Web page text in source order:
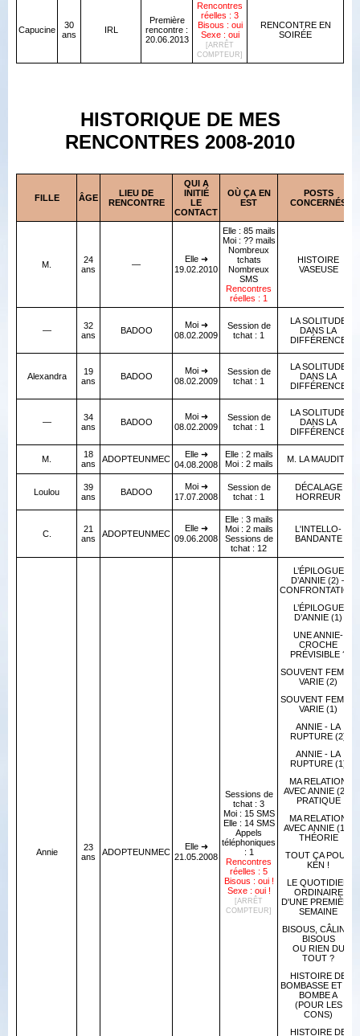
Capucine
30
ans
IRL
Première
rencontre :
20.06.2013
Rencontres
réelles : 3
Bisous : oui
Sexe : oui
[ARRÊT
COMPTEUR]
RENCONTRE EN
SOIRÉE
HISTORIQUE DE MES
RENCONTRES 2008-2010
FILLE ÂGE
LIEU DE
RENCONTRE
QUI A
INITIÉ
LE
CONTACT
OÙ ÇA EN
EST
POSTS
CONCERNÉS
M.
24
ans
—
Elle ➜
19.02.2010
Elle : 85 mails
Moi : ?? mails
Nombreux
tchats
Nombreux
SMS
Rencontres
réelles : 1
HISTOIRE
VASEUSE
—
32
ans
BADOO
Moi ➜
08.02.2009
Session de
tchat : 1
LA SOLITUDE
DANS LA
DIFFÉRENCE
Alexandra
19
ans
BADOO
Moi ➜
08.02.2009
Session de
tchat : 1
LA SOLITUDE
DANS LA
DIFFÉRENCE
—
34
ans
BADOO
Moi ➜
08.02.2009
Session de
tchat : 1
LA SOLITUDE
DANS LA
DIFFÉRENCE
M.
18
ans
ADOPTEUNMEC
Elle ➜
04.08.2008
Elle : 2 mails
Moi : 2 mails
M. LA MAUDITE
Loulou
39
ans
BADOO
Moi ➜
17.07.2008
Session de
tchat : 1
DÉCALAGE
HORREUR
C.
21
ans
ADOPTEUNMEC
Elle ➜
09.06.2008
Elle : 3 mails
Moi : 2 mails
Sessions de
tchat : 12
L'INTELLO-
BANDANTE
Annie
23
ans
ADOPTEUNMEC
Elle ➜
21.05.2008
Sessions de
tchat : 3
Moi : 15 SMS
Elle : 14 SMS
Appels
téléphoniques
: 1
Rencontres
réelles : 5
Bisous : oui !
Sexe : oui !
[ARRÊT
COMPTEUR]
L’ÉPILOGUE
D’ANNIE (2) –
CONFRONTATION
L’ÉPILOGUE
D’ANNIE (1)
UNE ANNIE-
CROCHE
PRÉVISIBLE ?
SOUVENT FEMME
VARIE (2)
SOUVENT FEMME
VARIE (1)
ANNIE - LA
RUPTURE (2)
ANNIE - LA
RUPTURE (1)
MA RELATION
AVEC ANNIE (2) -
PRATIQUE
MA RELATION
AVEC ANNIE (1) -
THÉORIE
TOUT ÇA POUR
KEN !
LE QUOTIDIEN
ORDINAIRE
D'UNE PREMIÈRE
SEMAINE
BISOUS, CÂLINS-
BISOUS
OU RIEN DU
TOUT ?
HISTOIRE DE
BOMBASSE ET DE
BOMBE A
(POUR LES
CONS)
HISTOIRE DE